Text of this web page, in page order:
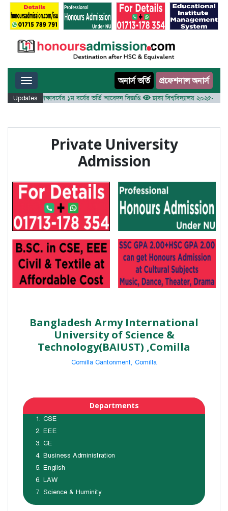
Toggle navigation অনার্স ভর্তি প্রফেশনাল অনার্স
Updates
২০২৫-২৬ শিক্ষাবর্ষের ১ম বর্ষের ভর্তি আবেদন বিজ্ঞপ্তি ঢাকা বিশ্ববিদ্যালয় ২০২৫-২৬
Private University
Admission
Bangladesh Army International
University of Science &
Technology(BAIUST) ,Comilla
Comilla Cantonment, Comilla
Departments
CSE
EEE
CE
Business Administration
English
LAW
Science & Huminity